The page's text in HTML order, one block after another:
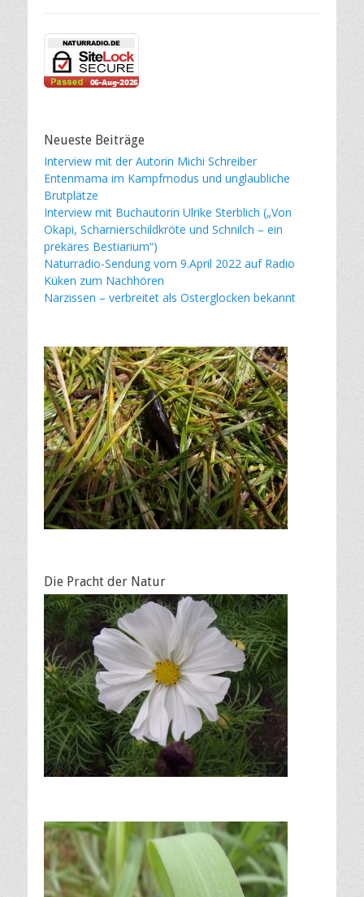
Neueste Beiträge
Interview mit der Autorin Michi Schreiber
Entenmama im Kampfmodus und unglaubliche
Brutplätze
Interview mit Buchautorin Ulrike Sterblich („Von
Okapi, Scharnierschildkröte und Schnilch – ein
prekäres Bestiarium“)
Naturradio-Sendung vom 9.April 2022 auf Radio
Küken zum Nachhören
Narzissen – verbreitet als Osterglocken bekannt
Die Pracht der Natur